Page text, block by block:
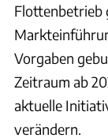
Flottenbetrieb
Vorgaben
Zeitraum ab
aktuelle
verändern.